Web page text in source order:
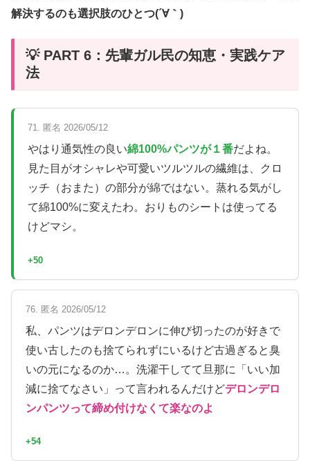
解決するのも選択肢のひとつ(´∀｀)
💡 PART 6：先輩ガル民の知恵・実践ケア
法
71. 匿名 2026/05/12
やはり通気性の良い綿100%パンツが１番だよね。
見た目がオシャレや可愛いツルツルの繊維は、クロ
ッチ（おまた）の部分が綿ではない。蒸れる気がし
て綿100%に変えたわ。おりものシートは使ってる
けどマシ。
+50
76. 匿名 2026/05/12
私、パンツはデロンデロンに伸び切ったのが好きで
使い古したのも捨てられずにいるけど古過ぎると臭
いの元になるのか…。洗濯干してて旦那に「いい加
減に捨てなさい」って言われるんだけどデロンデロ
ンパンツって締め付けなくて楽なのよ
+54